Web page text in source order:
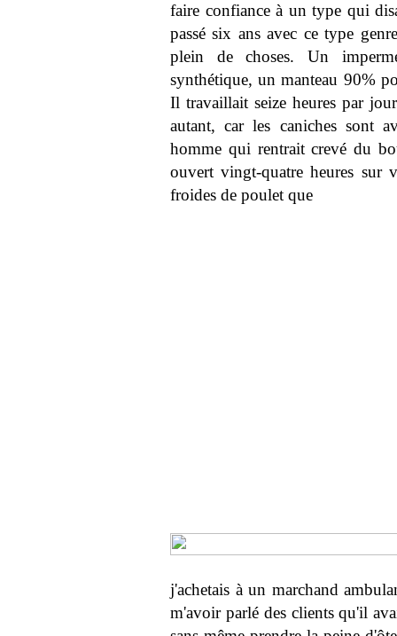
faire confiance à un type qui
passé six ans avec ce type
plein de choses. Un
synthétique, un manteau 90%
Il travaillait seize heures par
autant, car les caniches sont
homme qui rentrait crevé du
ouvert vingt-quatre heures sur
froides de poulet que
j'achetais à un marchand
m'avoir parlé des clients qu'il